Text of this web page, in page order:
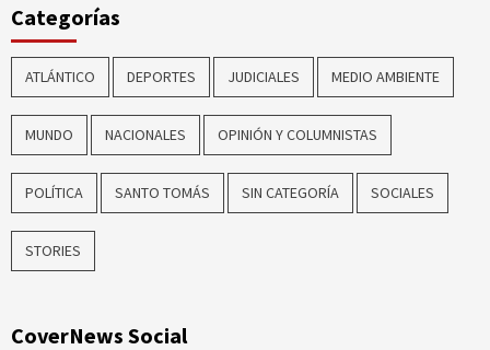
Categorías
ATLÁNTICO DEPORTES JUDICIALES MEDIO AMBIENTE
MUNDO NACIONALES OPINIÓN Y COLUMNISTAS
POLÍTICA SANTO TOMÁS SIN CATEGORÍA SOCIALES
STORIES
CoverNews Social